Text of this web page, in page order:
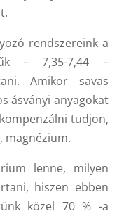
rendszereink a
– 7,35-7,44 –
Amikor savas
ásványi anyagokat
tudjon,
magnézium.
lenne, milyen
hiszen ebben
közel 70 % -a